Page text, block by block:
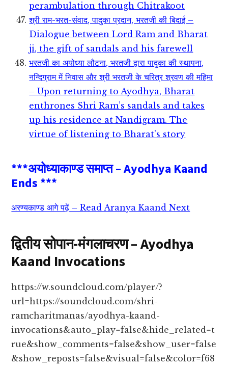
perambulation through Chitrakoot
श्री राम-भरत-संवाद, पादुका प्रदान, भरतजी की बिदाई –
Dialogue between Lord Ram and Bharat
ji, the gift of sandals and his farewell
भरतजी का अयोध्या लौटना, भरतजी द्वारा पादुका की स्थापना,
नन्दिग्राम में निवास और श्री भरतजी के चरित्र श्रवण की महिमा
– Upon returning to Ayodhya, Bharat
enthrones Shri Ram’s sandals and takes
up his residence at Nandigram. The
virtue of listening to Bharat’s story
***अयोध्याकाण्ड समाप्त – Ayodhya Kaand
Ends ***
अरण्यकाण्ड आगे पढ़ें – Read Aranya Kaand Next
द्वितीय सोपान-मंगलाचरण – Ayodhya
Kaand Invocations
https://w.soundcloud.com/player/?
url=https://soundcloud.com/shri-
ramcharitmanas/ayodhya-kaand-
invocations&auto_play=false&hide_related=t
rue&show_comments=false&show_user=false
&show_reposts=false&visual=false&color=f68